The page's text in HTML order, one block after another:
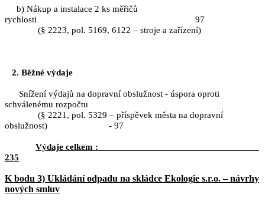
b) Nákup a instalace 2 ks měřičů
rychlosti 97
(§ 2223, pol. 5169, 6122 – stroje a zařízení)
2. Běžné výdaje
Snížení výdajů na dopravní obslužnost - úspora oproti
schválenému rozpočtu
(§ 2221, pol. 5329 – příspěvek města na dopravní
obslužnost) - 97
Výdaje celkem :
235
K bodu 3) Ukládání odpadu na skládce Ekologie s.r.o. – návrhy
nových smluv